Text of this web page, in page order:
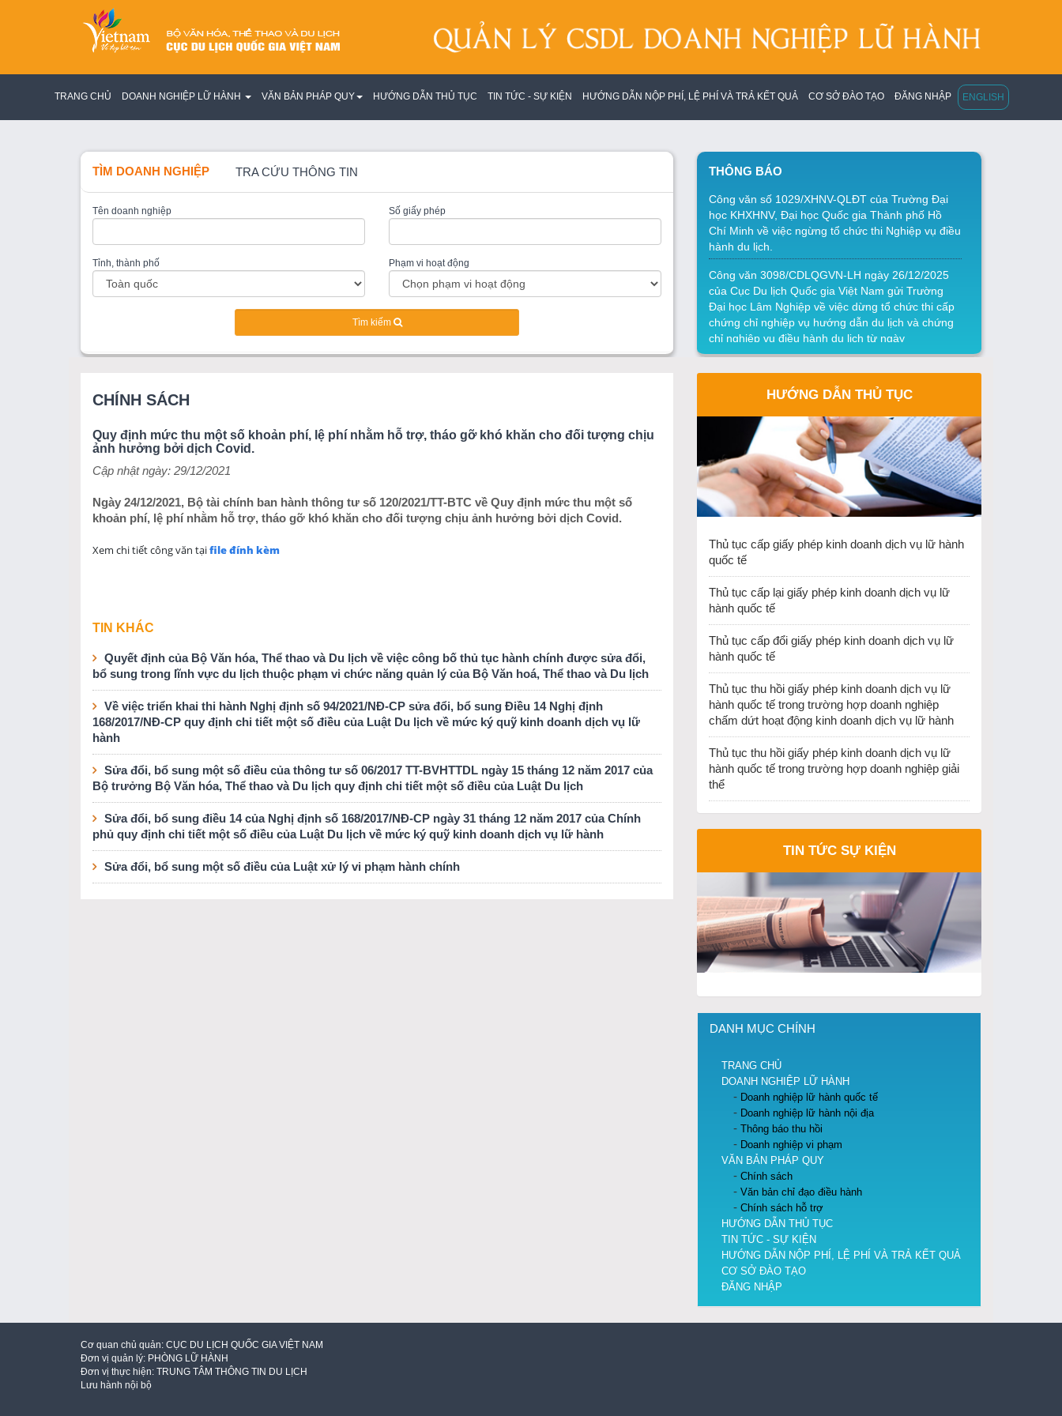
TRANG CHỦ DOANH NGHIỆP LỮ HÀNH VĂN BẢN PHÁP QUY HƯỚNG DẪN THỦ TỤC TIN TỨC - SỰ KIỆN HƯỚNG DẪN NỘP PHÍ, LỆ PHÍ VÀ TRẢ KẾT QUẢ CƠ SỞ ĐÀO TẠO ĐĂNG NHẬP ENGLISH
TÌM DOANH NGHIỆP TRA CỨU THÔNG TIN
Tên doanh nghiệp Số giấy phép
Tỉnh, thành phố Phạm vi hoạt động
Tìm kiếm
THÔNG BÁO
Công văn số 1029/XHNV-QLĐT của Trường Đại
học KHXHNV, Đại học Quốc gia Thành phố Hồ
Chí Minh về việc ngừng tổ chức thi Nghiệp vụ điều
hành du lịch.
Công văn 3098/CDLQGVN-LH ngày 26/12/2025
của Cục Du lịch Quốc gia Việt Nam gửi Trường
Đại học Lâm Nghiệp về việc dừng tổ chức thi cấp
chứng chỉ nghiệp vụ hướng dẫn du lịch và chứng
chỉ nghiệp vụ điều hành du lịch từ ngày
26/12/2025
của Cục Du lịch Quốc gia Việt Nam gửi Trường
ĐH Khoa học Xã hội và Nhân văn Hà Nội về việc
dừng tổ chức thi cấp chứng chỉ nghiệp vụ hướng
dẫn du lịch và chứng chỉ nghiệp vụ điều hành du
lịch từ ngày 25/12/2025
Thu hồi Giấy phép kinh doanh lữ hành Quốc tế
của Công ty TNHH PSL Vina
về việc hướng dẫn việc cấp thẻ hướng dẫn viên
du lịch và giấy phép kinh doanh dịch vụ lữ hành
CHÍNH SÁCH
Quy định mức thu một số khoản phí, lệ phí nhằm hỗ trợ, tháo gỡ khó khăn cho đối tượng chịu
ảnh hưởng bởi dịch Covid.
Cập nhật ngày: 29/12/2021
Ngày 24/12/2021, Bộ tài chính ban hành thông tư số 120/2021/TT-BTC về Quy định mức thu một số
khoản phí, lệ phí nhằm hỗ trợ, tháo gỡ khó khăn cho đối tượng chịu ảnh hưởng bởi dịch Covid.
Xem chi tiết công văn tạifile đính kèm
TIN KHÁC
Quyết định của Bộ Văn hóa, Thể thao và Du lịch về việc công bố thủ tục hành chính được sửa đổi,
bổ sung trong lĩnh vực du lịch thuộc phạm vi chức năng quản lý của Bộ Văn hoá, Thể thao và Du lịch
Về việc triển khai thi hành Nghị định số 94/2021/NĐ-CP sửa đổi, bổ sung Điều 14 Nghị định
168/2017/NĐ-CP quy định chi tiết một số điều của Luật Du lịch về mức ký quỹ kinh doanh dịch vụ lữ
hành
Sửa đổi, bổ sung một số điều của thông tư số 06/2017 TT-BVHTTDL ngày 15 tháng 12 năm 2017 của
Bộ trưởng Bộ Văn hóa, Thể thao và Du lịch quy định chi tiết một số điều của Luật Du lịch
Sửa đổi, bổ sung điều 14 của Nghị định số 168/2017/NĐ-CP ngày 31 tháng 12 năm 2017 của Chính
phủ quy định chi tiết một số điều của Luật Du lịch về mức ký quỹ kinh doanh dịch vụ lữ hành
Sửa đổi, bổ sung một số điều của Luật xử lý vi phạm hành chính
HƯỚNG DẪN THỦ TỤC
Thủ tục cấp giấy phép kinh doanh dịch vụ lữ hành
quốc tế
Thủ tục cấp lại giấy phép kinh doanh dịch vụ lữ
hành quốc tế
Thủ tục cấp đổi giấy phép kinh doanh dịch vụ lữ
hành quốc tế
Thủ tục thu hồi giấy phép kinh doanh dịch vụ lữ
hành quốc tế trong trường hợp doanh nghiệp
chấm dứt hoạt động kinh doanh dịch vụ lữ hành
Thủ tục thu hồi giấy phép kinh doanh dịch vụ lữ
hành quốc tế trong trường hợp doanh nghiệp giải
thể
TIN TỨC SỰ KIỆN
DANH MỤC CHÍNH
TRANG CHỦ
DOANH NGHIỆP LỮ HÀNH
Doanh nghiệp lữ hành quốc tế
Doanh nghiệp lữ hành nội địa
Thông báo thu hồi
Doanh nghiệp vi phạm
VĂN BẢN PHÁP QUY
Chính sách
Văn bản chỉ đạo điều hành
Chính sách hỗ trợ
HƯỚNG DẪN THỦ TỤC
TIN TỨC - SỰ KIỆN
HƯỚNG DẪN NỘP PHÍ, LỆ PHÍ VÀ TRẢ KẾT QUẢ
CƠ SỞ ĐÀO TẠO
ĐĂNG NHẬP
Cơ quan chủ quản: CỤC DU LỊCH QUỐC GIA VIỆT NAM
Đơn vị quản lý: PHÒNG LỮ HÀNH
Đơn vị thực hiện: TRUNG TÂM THÔNG TIN DU LỊCH
Lưu hành nội bộ